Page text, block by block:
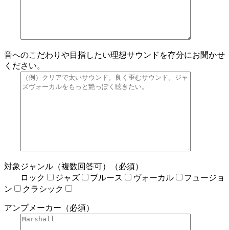
音へのこだわりや目指したい理想サウンドを存分にお聞かせ
ください。
対象ジャンル（複数回答可）（必須）
ロック
ジャズ ブルース ヴォーカル
フュージョ
ン
クラシック
アンプメーカー（必須）